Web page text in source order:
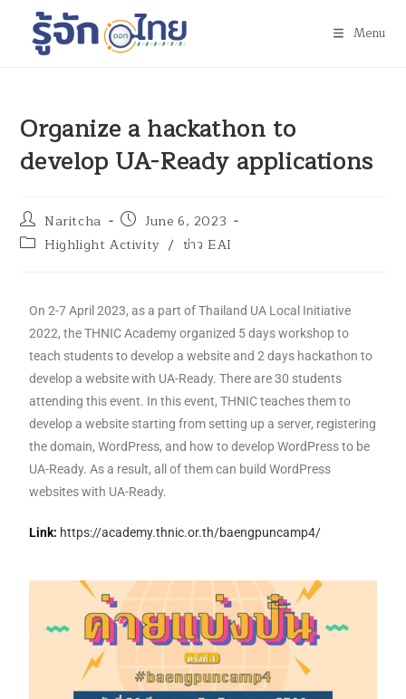
Menu
Organize a hackathon to
develop UA-Ready applications
Naritcha
June 6, 2023
Highlight Activity / ข่าว EAI
On 2-7 April 2023, as a part of Thailand UA Local Initiative
2022, the THNIC Academy organized 5 days workshop to
teach students to develop a website and 2 days hackathon to
develop a website with UA-Ready. There are 30 students
attending this event. In this event, THNIC teaches them to
develop a website starting from setting up a server, registering
the domain, WordPress, and how to develop WordPress to be
UA-Ready. As a result, all of them can build WordPress
websites with UA-Ready.
Link: https://academy.thnic.or.th/baengpuncamp4/